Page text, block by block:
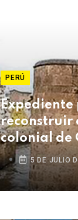
PERÚ
Expediente
reconstruir
colonial de
Lampa
años
5 DE JULIO